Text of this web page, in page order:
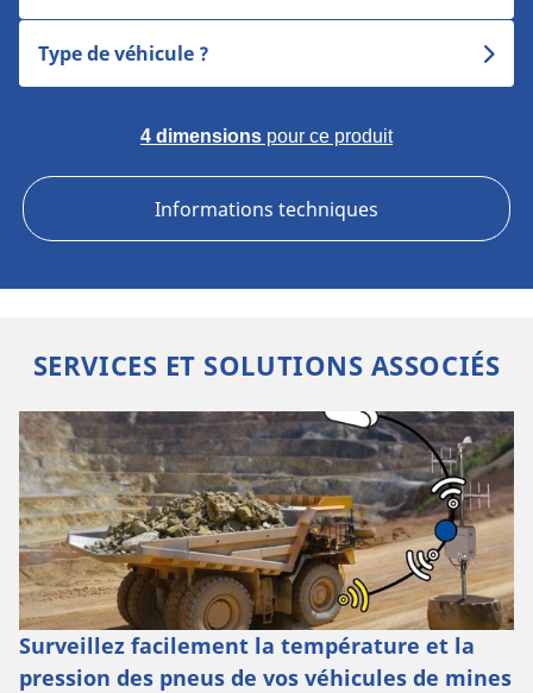
Type de véhicule ?
4 dimensions pour ce produit
Informations techniques
SERVICES ET SOLUTIONS ASSOCIÉS
Surveillez facilement la température et la
pression des pneus de vos véhicules de mines